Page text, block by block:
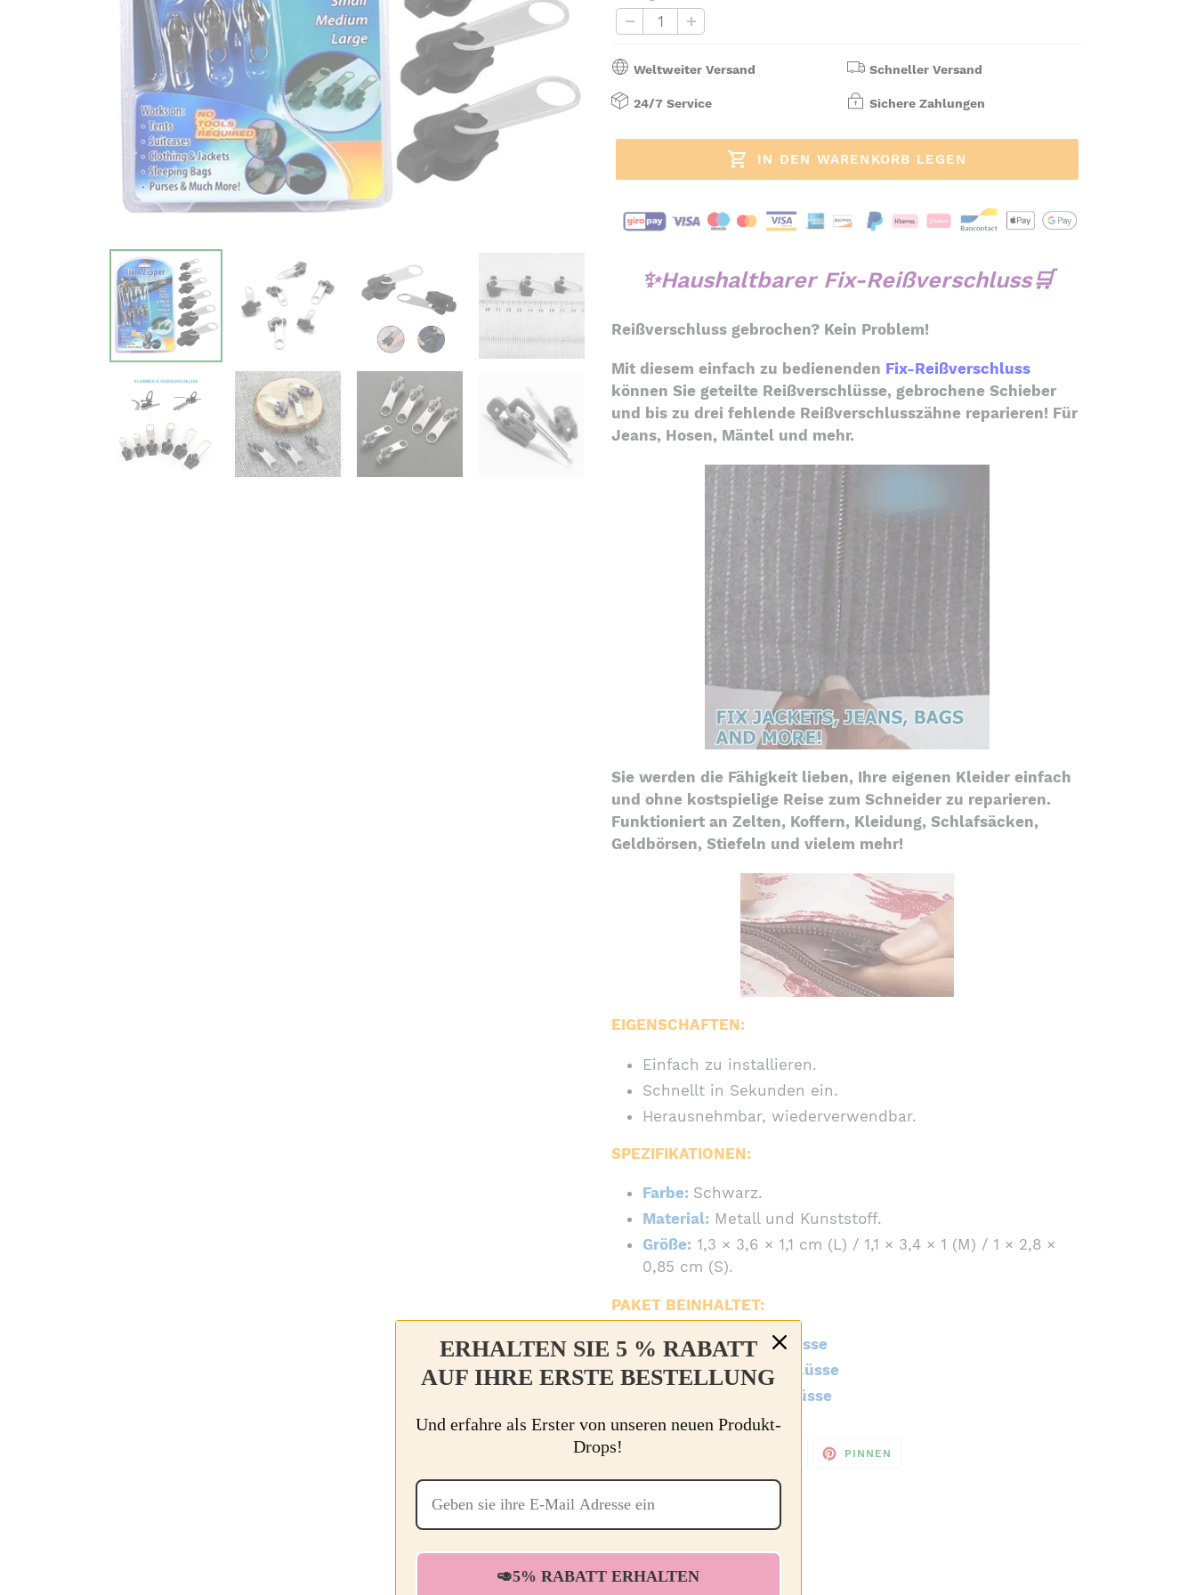
Weltweiter Versand Schneller Versand
24/7 Service Sichere Zahlungen
IN DEN WARENKORB LEGEN
hinzugefügt
✨Haushaltbarer Fix-Reißverschluss🛒
Reißverschluss gebrochen? Kein Problem!
Mit diesem einfach zu bedienenden Fix-Reißverschluss
können Sie geteilte Reißverschlüsse, gebrochene Schieber
und bis zu drei fehlende Reißverschlusszähne reparieren! Für
Jeans, Hosen, Mäntel und mehr.
Sie werden die Fähigkeit lieben, Ihre eigenen Kleider einfach
und ohne kostspielige Reise zum Schneider zu reparieren.
Funktioniert an Zelten, Koffern, Kleidung, Schlafsäcken,
Geldbörsen, Stiefeln und vielem mehr!
EIGENSCHAFTEN:
Einfach zu installieren.
Schnellt in Sekunden ein.
Herausnehmbar, wiederverwendbar.
SPEZIFIKATIONEN:
Farbe: Schwarz.
Material: Metall und Kunststoff.
Größe: 1,3 × 3,6 × 1,1 cm (L) / 1,1 × 3,4 × 1 (M) / 1 × 2,8 ×
0,85 cm (S).
PAKET BEINHALTET:
2 große Reißverschlüsse
2 mittele Reißverschlüsse
2 kleine Reißverschlüsse
TWITTER
PINNEN
DIESE KÖNNTEN IHNEN AUCH GEFALLEN
ERHALTEN SIE 5 % RABATT
AUF IHRE ERSTE BESTELLUNG
Und erfahre als Erster von unseren neuen Produkt-
Drops!
🥑5% RABATT ERHALTEN